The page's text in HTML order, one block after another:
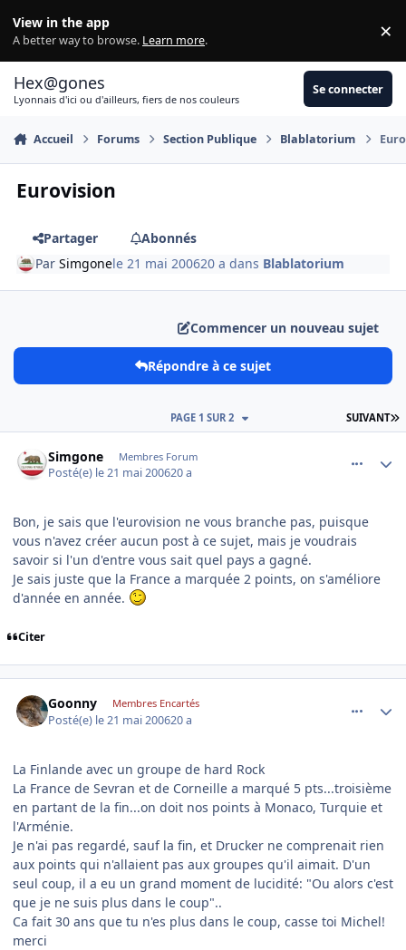
View in the app
A better way to browse. Learn more. ×
Hex@gones
Lyonnais d'ici ou d'ailleurs, fiers de nos couleurs
Se connecter
Accueil Forums Section Publique Blablatorium
Eurovision
Partager
Abonnés
ParSimgonele 21 mai 200620 a dans Blablatorium
Commencer un nouveau sujet
Répondre à ce sujet
SUIVANT
PAGE 1 SUR 2
Simgone Membres Forum
Posté(e) le 21 mai 200620 a
Bon, je sais que l'eurovision ne vous branche pas, puisque
vous n'avez créer aucun post à ce sujet, mais je voudrais
savoir si l'un d'entre vous sait quel pays a gagné.
Je sais juste que la France a marquée 2 points, on s'améliore
d'année en année.
Citer
Goonny Membres Encartés
Posté(e) le 21 mai 200620 a
La Finlande avec un groupe de hard Rock
La France de Sevran et de Corneille a marqué 5 pts...troisième
en partant de la fin...on doit nos points à Monaco, Turquie et
l'Arménie.
Je n'ai pas regardé, sauf la fin, et Drucker ne comprenait rien
aux points qui n'allaient pas aux groupes qu'il aimait. D'un
seul coup, il a eu un grand moment de lucidité: "Ou alors c'est
que je ne suis plus dans le coup"..
Ca fait 30 ans que tu n'es plus dans le coup, casse toi Michel!
merci